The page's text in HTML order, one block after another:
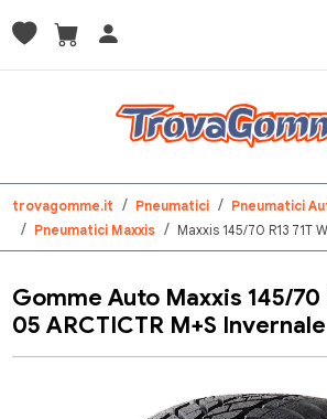
trovagomme.it Pneumatici
Pneumatici
Pneumatici Maxxis
Maxxis 145/70 R13 71T
Gomme Auto Maxxis 145/70
05 ARCTICTR M+S Invernale